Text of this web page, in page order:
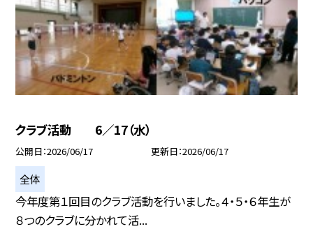
クラブ活動 6／17（水）
公開日 2026/06/17 更新日 2026/06/17
全体
今年度第１回目のクラブ活動を行いました。４・５・６年生が
８つのクラブに分かれて活...